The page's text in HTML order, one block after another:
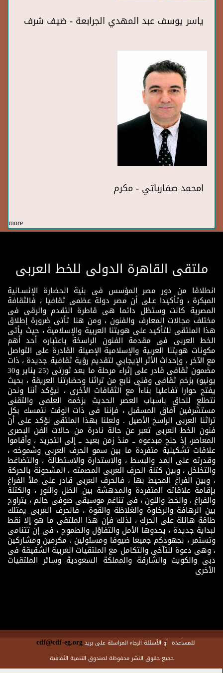
ياسر يوسف عبد المهدي الجرابعة - ضيف شرف
امحمد صفارباتي - مكرم
more
ملتقى القاهرة الدولى للخط العربى
انطلاقا من دور مصر المؤسس فى بنية الحضارة الإنسـانية
المبكرة ، وتأكيدا عـلى أن مصر دولة عظمى ثقافيا ، فالثقافة
المصرية كانت وستظل دائما هى قاطرة التقدم والرقى فى
مختلف مجالات المعارف والفنون ، ومن هنا تأتى ضرورة إطلاق
هذا الملتقى للتأكيد على هويتنا العربية والإسلامية ، حيث يأتى
الخط العربى فى مقدمة الفنون الراسخة باعتباره أحد أهم
مكونات هويتنا العربية والإسلامية الإصيلة القادرة على التواصل
مع الآخر ، وإحداث الأثر الإيجابي لتقديم رؤية ثقافية جديدة ، ذات
مضمون ثقافى قادر على إثراء مرحلة ما بعد ثورتى (25 يناير و30
يونيو) بزخم ثقافى وفنى نابع من تراثنا وحضارتنا العريقة ، بحيث
يفتح حوارا تفاعليا بناءاً مع الثقافات الأخرى ، ليؤكد أننا ونحن
نتطلع للحاق باسباب العصر الحديث بزخمه العلمى والتقنى
مستشرفين آفاق المسقبل ، فإننا فى ذات الوقت نتمسك بكل
تراثنا العربى الراسخ الأصيل . ولعلنا بهذا الملتقى نؤكد على أن
فنون الخط العربى تعبر عن حالة نادرة من حالات الفن البصرى
المعاصر، إذ جنح مبدعوه ــ منذ زمن بعيد ــ إلى التجريد ، وأقاموا
علاقات تشكيلية متفردة ما بين سمو الحرف العربى وشموخه ،
وقدرته على المد والبسط ، والاستدارة والاستطالة ، والتضاغط
والتخلخل ، وبين كتلة الحرف العربى المصمته ، المشحونة بالحركة
، وبين الفراغ المحيط بها ، فالحرف العربى قادر على ملأ الفراغ
بإقامة علاقاته المتفردة والمدهشة بين الظل والنور ، والكتلة
والفراغ ، والخط واللون ، فى تناغم موسيقى صوفى حالم ، يتراوح
بين الرهافة والرخاوة والغلاظة والقوة ، فالحرف العربى يمتلك
طاقة هائلة على الحرك ، لذلك فإن هذا الملتقى ما هو إلا نقط
لبداية جديدة ، يحدوها الأمل والتفاؤل والطموح ، فى إن تتنامى
وتستمر ، بجهودكم جميعا ضيوفا ومسئولين ، مكرمين ومشاركين
، وهى دعوة للتآخى والتكامل مع الملتقيات العربية الشقيقة فى
دبى والكويت والشارقة والمملكة السعودية وسائر الملتقيات
الأخرى
للمساعدة أو الأسئلة الرجاء المراسلة على بريدcdf@cdf-eg.org
جميع حقوق النشر محفوظة لصندوق التنمية الثقافية